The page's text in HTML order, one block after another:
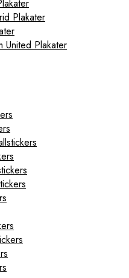
Plakater
United Plakater